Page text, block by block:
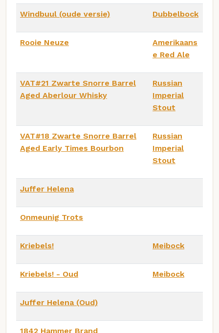
Windbuul (oude versie) Dubbelbock
Rooie Neuze
Amerikaans
e Red Ale
VAT#21 Zwarte Snorre Barrel
Aged Aberlour Whisky
Russian
Imperial
Stout
VAT#18 Zwarte Snorre Barrel
Aged Early Times Bourbon
Russian
Imperial
Stout
Juffer Helena
Onmeunig Trots
Kriebels! Meibock
Kriebels! - Oud Meibock
Juffer Helena (Oud)
1842 Hammer Brand